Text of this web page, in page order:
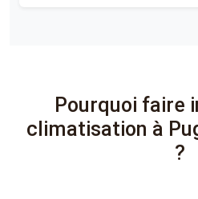
Pourquoi faire
climatisation à
?